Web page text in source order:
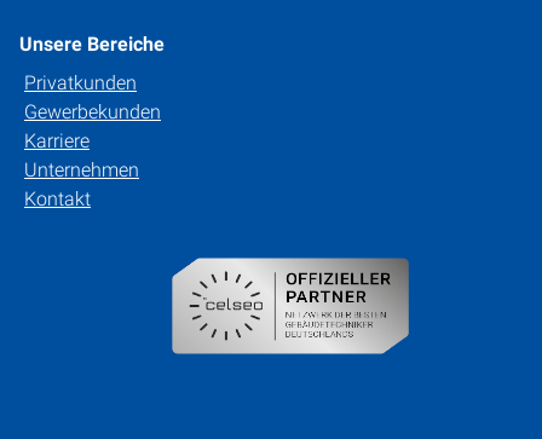
Unsere Bereiche
Privatkunden
Gewerbekunden
Karriere
Unternehmen
Kontakt